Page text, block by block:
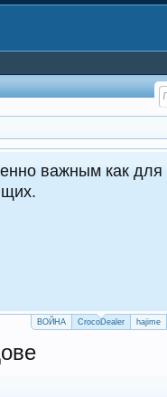
- №1 в Молдове Сайт
продажи
ВОЙНА CrocoDealer hajime